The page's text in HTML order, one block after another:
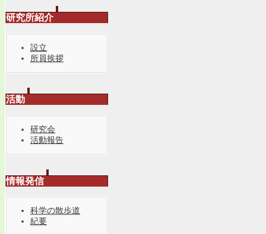
研究所紹介
設立
所員挨拶
活動
研究会
活動報告
情報発信
科学の散歩道
紀要